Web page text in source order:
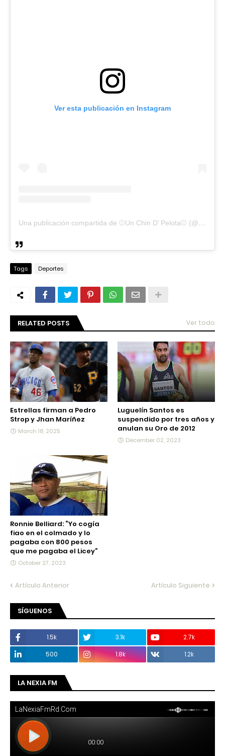
Ver esta publicación en Instagram
Una publicación compartida de ⚾️Un Chin D’ Pelota⚾️ (@unchindpelota)
Tags Deportes
RELATED POSTS Ver todo
Estrellas firman a Pedro
Strop y Jhan Maríñez
March 18, 2025
Luguelín Santos es
suspendido por tres años y
anulan su Oro de 2012
December 02, 2023
Ronnie Belliard: “Yo cogía
fiao en el colmado y lo
pagaba con 800 pesos
que me pagaba el Licey”
October 27, 2023
Artículo Anterior Artículo Siguiente
SÍGUENOS
1.5k 3.1k
2.7k
500
1.8k 1.2k
LA NEXIA FM